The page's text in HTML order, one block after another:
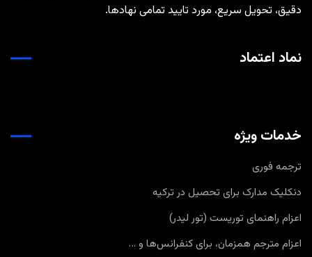
دقیق، تحویل سریع، مورد تایید تمامی نهادها.
نماد اعتماد
خدمات ویژه
ترجمه فوری
دنکلیک مدارک برای تحصیل در ترکیه
اعزام راهنمای توریست (تور لیدر)
اعزام مترجم همزمان، برای کنفرانس‌ها و …